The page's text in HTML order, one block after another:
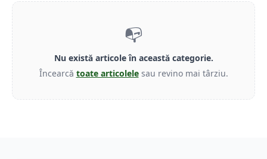
📭
Nu există articole în această categorie.
Încearcă toate articolelesau revino mai târziu.